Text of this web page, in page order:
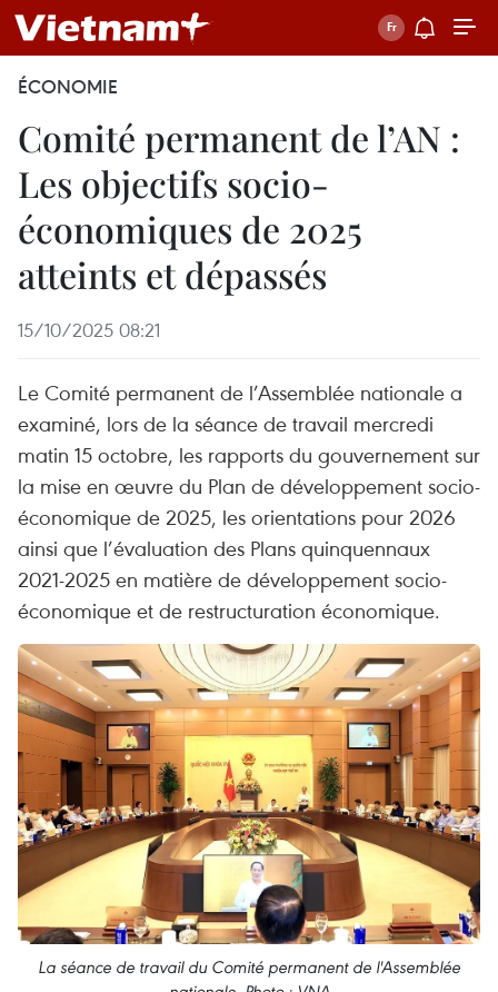
ÉCONOMIE
Comité permanent de l’AN :
Les objectifs socio-
économiques de 2025
atteints et dépassés
15/10/2025 08:21
Le Comité permanent de l’Assemblée nationale a
examiné, lors de la séance de travail mercredi
matin 15 octobre, les rapports du gouvernement sur
la mise en œuvre du Plan de développement socio-
économique de 2025, les orientations pour 2026
ainsi que l’évaluation des Plans quinquennaux
2021-2025 en matière de développement socio-
économique et de restructuration économique.
La séance de travail du Comité permanent de l'Assemblée